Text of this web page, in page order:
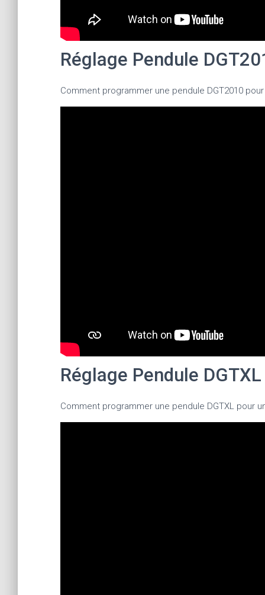
Réglage Pendule
Comment programmer une pendule DGT2010
Réglage Pendule DGTXL
Comment programmer une pendule DGTXL pour